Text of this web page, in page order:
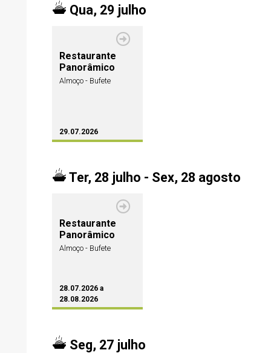
Qua, 29 julho
Restaurante
Panorâmico
Almoço - Bufete
29.07.2026
Ter, 28 julho - Sex, 28 agosto
Restaurante
Panorâmico
Almoço - Bufete
28.07.2026 a
28.08.2026
Seg, 27 julho